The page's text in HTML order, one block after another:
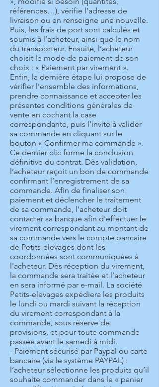
références…), vérifie l’adresse de
livraison ou en renseigne une nouvelle.
Puis, les frais de port sont calculés et
soumis à l’acheteur, ainsi que le nom
du transporteur. Ensuite, l’acheteur
choisit le mode de paiement de son
choix : « Paiement par virement ».
Enfin, la dernière étape lui propose de
vérifier l’ensemble des informations,
prendre connaissance et accepter les
présentes conditions générales de
vente en cochant la case
correspondante, puis l’invite à valider
sa commande en cliquant sur le
bouton « Confirmer ma commande ».
Ce dernier clic forme la conclusion
définitive du contrat. Dès validation,
l’acheteur reçoit un bon de commande
confirmant l’enregistrement de sa
commande. Afin de finaliser son
paiement et déclencher le traitement
de sa commande, l’acheteur doit
contacter sa banque afin d'effectuer le
virement correspondant au montant de
sa commande vers le compte bancaire
de Petits-elevages dont les
coordonnées sont communiquées à
l'acheteur. Dès réception du virement,
la commande sera traitée et l’acheteur
en sera informé par e-mail. La société
Petits-elevages expédiera les produits
le lundi ou mardi suivant la réception
du virement correspondant à la
commande, sous réserve de
provisions, et pour toute commande
passée avant le samedi à midi.
- Paiement sécurisé par Paypal ou carte
bancaire (via le système PAYPAL) :
l’acheteur sélectionne les produits qu’il
souhaite commander dans le « panier